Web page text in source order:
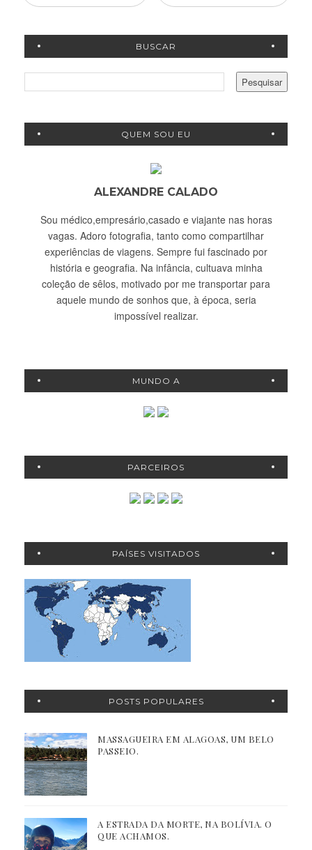
BUSCAR
QUEM SOU EU
ALEXANDRE CALADO
Sou médico,empresário,casado e viajante nas horas
vagas. Adoro fotografia, tanto como compartilhar
experiências de viagens. Sempre fui fascinado por
história e geografia. Na infância, cultuava minha
coleção de sêlos, motivado por me transportar para
aquele mundo de sonhos que, à época, seria
impossível realizar.
MUNDO A
PARCEIROS
PAÍSES VISITADOS
POSTS POPULARES
MASSAGUEIRA EM ALAGOAS, UM BELO
PASSEIO.
A ESTRADA DA MORTE, NA BOLÍVIA. O
QUE ACHAMOS.